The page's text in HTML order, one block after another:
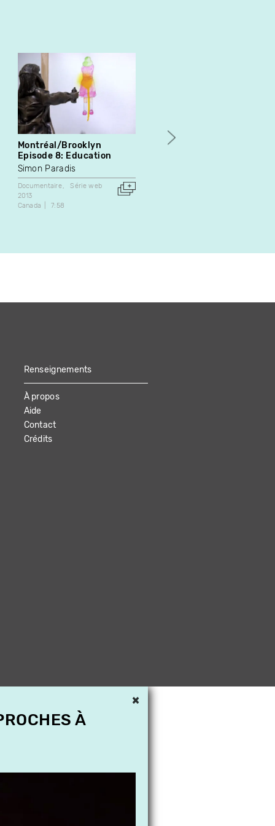
Montréal/Brooklyn
Episode 8: Education
Simon Paradis
Documentaire
Série web
2013
Canada
7:58
Montréal/Brooklyn
Renseignements
À propos
Aide
Contact
Crédits
×
À